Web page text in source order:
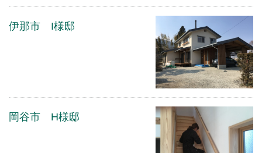
伊那市 I様邸
岡谷市 H様邸